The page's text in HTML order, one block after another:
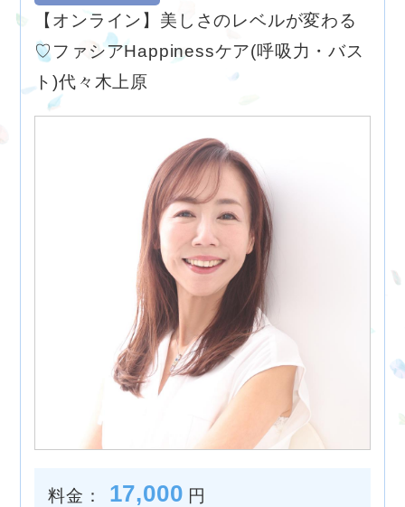
【オンライン】美しさのレベルが変わる
♡ファシアHappinessケア(呼吸力・バス
ト)代々木上原
料金： 17,000 円